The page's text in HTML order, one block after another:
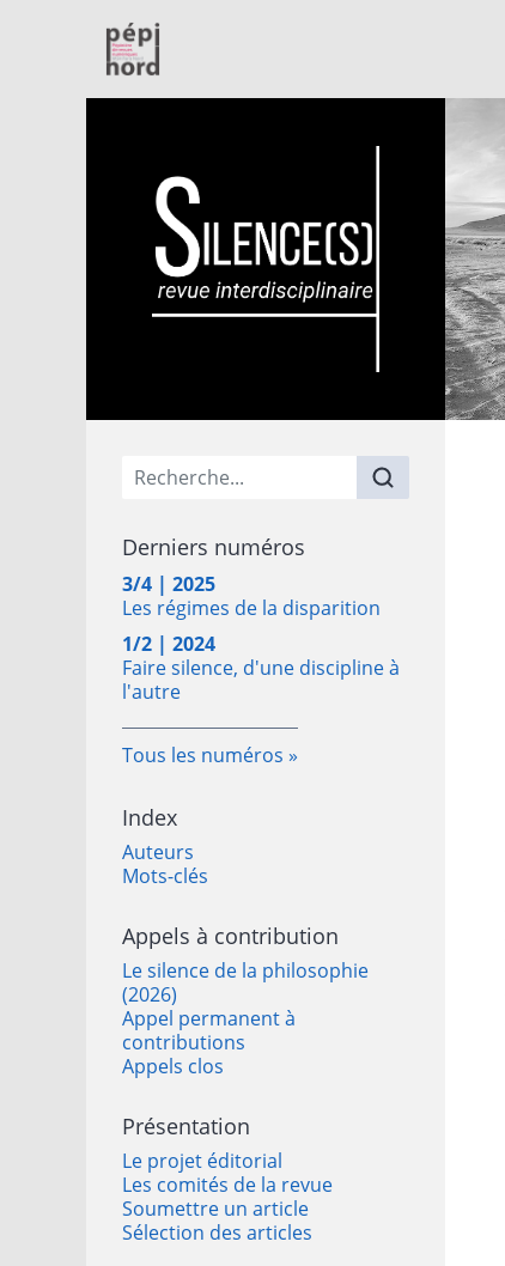
Menu principal
Derniers numéros
3/4 | 2025
Les régimes de la disparition
1/2 | 2024
Faire silence, d'une discipline à
l'autre
Tous les numéros
Index
Auteurs
Mots-clés
Appels à contribution
Le silence de la philosophie
(2026)
Appel permanent à
contributions
Appels clos
Présentation
Le projet éditorial
Les comités de la revue
Soumettre un article
Sélection des articles